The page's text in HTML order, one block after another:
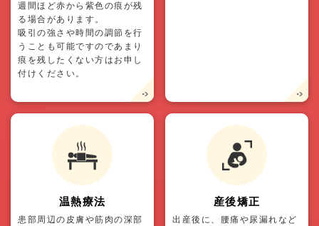
週間ほど赤から紫色の痕が残
る場合があります。
吸引の強さや時間の調節を行
うことも可能ですのであまり
痕を残したくない方はお申し
付けください。
温熱療法
患部周辺の皮膚や筋肉の深部
産後矯正
出産後に、腰痛や尿漏れなど